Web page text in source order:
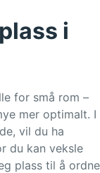
i
for små rom –
mer optimalt. I
vil du ha
du kan veksle
plass til å ordne